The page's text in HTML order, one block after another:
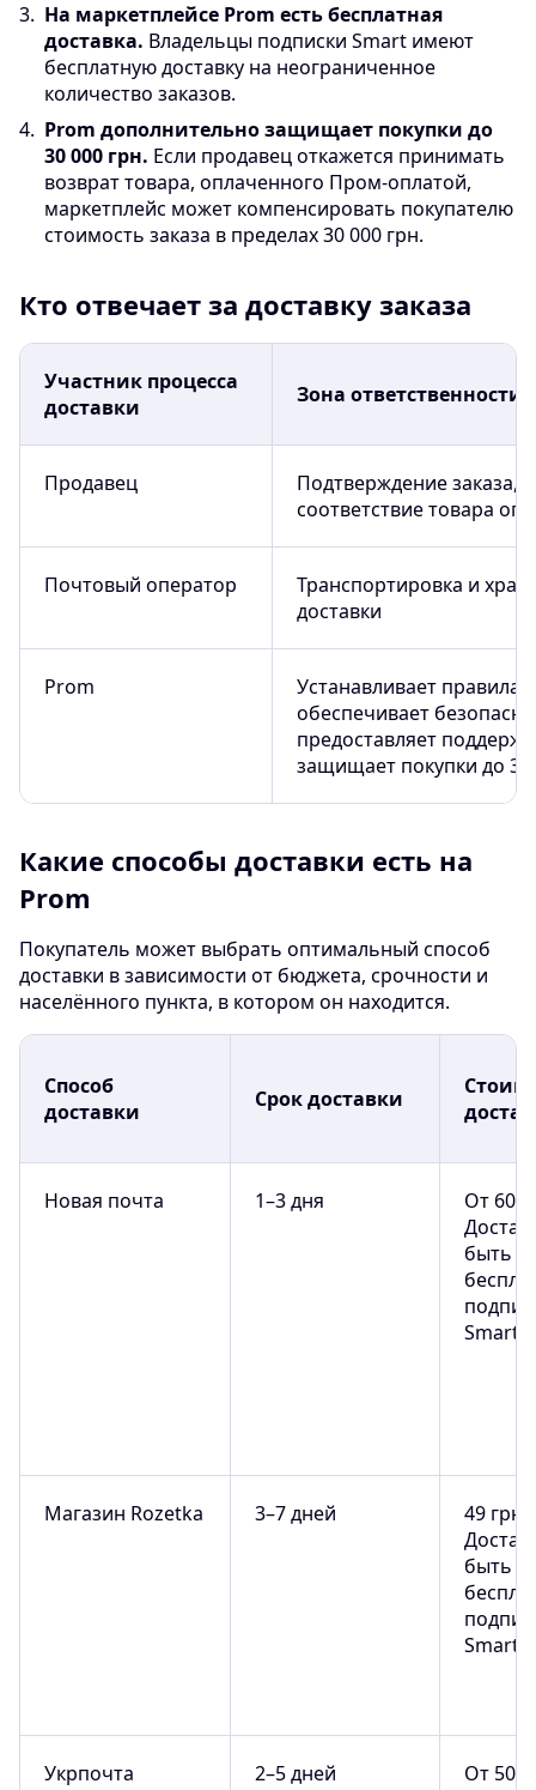
3. На маркетплейсе Prom есть бесплатная
доставка. Владельцы подписки Smart имеют
бесплатную доставку на неограниченное
количество заказов.
4. Prom дополнительно защищает покупки до
30 000 грн. Если продавец откажется принимать
возврат товара, оплаченного Пром-оплатой,
маркетплейс может компенсировать покупателю
стоимость заказа в пределах 30 000 грн.
Кто отвечает за доставку заказа
Участник процесса
доставки
Зона ответственности
Продавец
Подтверждение заказа,
соответствие товара
Почтовый оператор
Транспортировка и
доставки
Prom
Устанавливает правила
обеспечивает
предоставляет
защищает покупки до 30
Какие способы доставки есть на
Prom
Покупатель может выбрать оптимальный способ
доставки в зависимости от бюджета, срочности и
населённого пункта, в котором он находится.
Способ
доставки
Срок доставки
Новая почта 1–3 дня
От
быть
Smart
Магазин Rozetka 3–7 дней
49 грн
быть
Smart
Укрпочта 2–5 дней От